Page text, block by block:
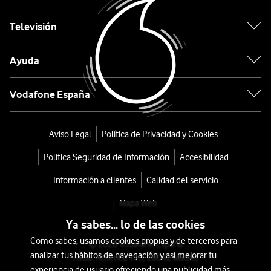
desde
180
219€
Televisión
Ayuda
Vodafone España
Aviso Legal Política de Privacidad y Cookies
Política Seguridad de Información Accesibilidad
Información a clientes Calidad del servicio
Mapa Web
© 2026 Vodafone España
Avda. América 115, 28042 Madrid
Ya sabes... lo de las cookies
Como sabes, usamos cookies propias y de terceros para
analizar tus hábitos de navegación y así mejorar tu